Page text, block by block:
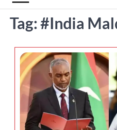
Tag:#India